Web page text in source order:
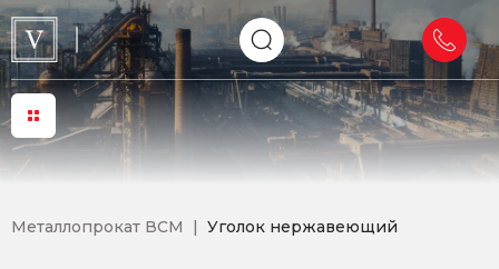
Металлопрокат ВСМ Уголок нержавеющий